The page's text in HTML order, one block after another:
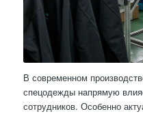
В современном
спецодежды напрямую
сотрудников. Особенно